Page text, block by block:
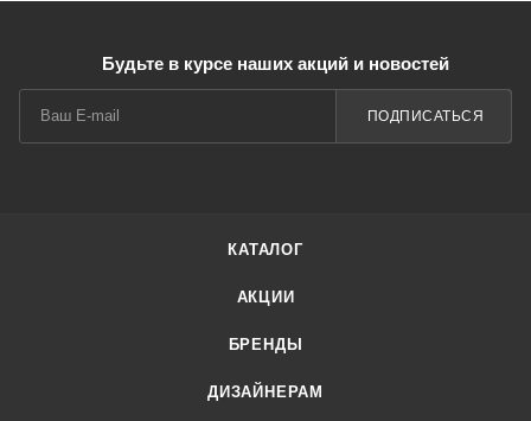
Будьте в курсе наших акций и новостей
ПОДПИСАТЬСЯ
КАТАЛОГ
АКЦИИ
БРЕНДЫ
ДИЗАЙНЕРАМ